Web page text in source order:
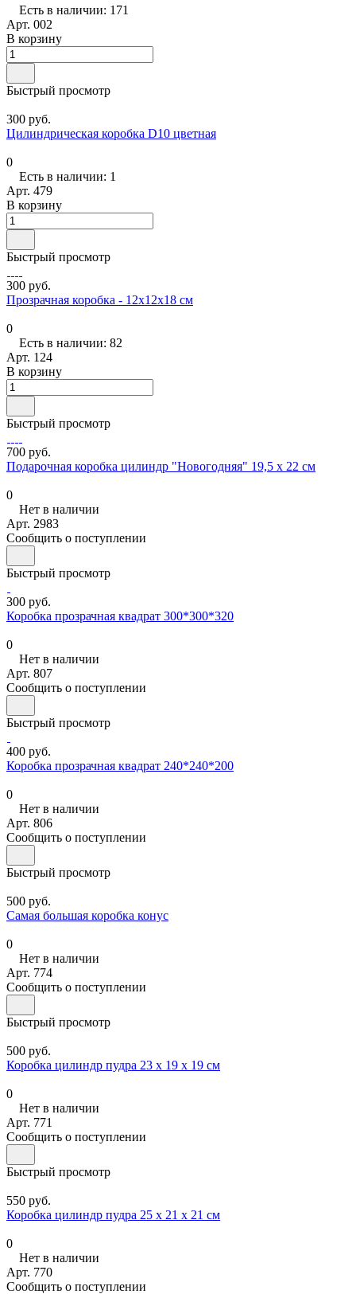
Есть в наличии: 171
Арт. 002
В корзину
Быстрый просмотр
300 руб.
Цилиндрическая коробка D10 цветная
0
Есть в наличии: 1
Арт. 479
В корзину
Быстрый просмотр
300 руб.
Прозрачная коробка - 12х12х18 см
0
Есть в наличии: 82
Арт. 124
В корзину
Быстрый просмотр
700 руб.
Подарочная коробка цилиндр "Новогодняя" 19,5 х 22 см
0
Нет в наличии
Арт. 2983
Сообщить о поступлении
Быстрый просмотр
300 руб.
Коробка прозрачная квадрат 300*300*320
0
Нет в наличии
Арт. 807
Сообщить о поступлении
Быстрый просмотр
400 руб.
Коробка прозрачная квадрат 240*240*200
0
Нет в наличии
Арт. 806
Сообщить о поступлении
Быстрый просмотр
500 руб.
Самая большая коробка конус
0
Нет в наличии
Арт. 774
Сообщить о поступлении
Быстрый просмотр
500 руб.
Коробка цилиндр пудра 23 х 19 х 19 см
0
Нет в наличии
Арт. 771
Сообщить о поступлении
Быстрый просмотр
550 руб.
Коробка цилиндр пудра 25 х 21 х 21 см
0
Нет в наличии
Арт. 770
Сообщить о поступлении